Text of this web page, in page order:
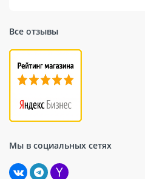
Все отзывы
Мы в социальных сетях